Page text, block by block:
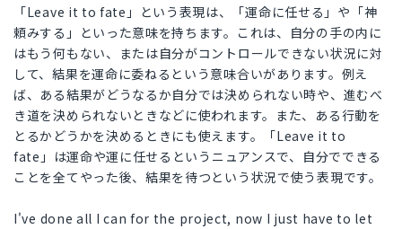
「Leave it to fate」という表現は、「運命に任せる」や「神
頼みする」といった意味を持ちます。これは、自分の手の内に
はもう何もない、または自分がコントロールできない状況に対
して、結果を運命に委ねるという意味合いがあります。例え
ば、ある結果がどうなるか自分では決められない時や、進むべ
き道を決められないときなどに使われます。また、ある行動を
とるかどうかを決めるときにも使えます。「Leave it to
fate」は運命や運に任せるというニュアンスで、自分でできる
ことを全てやった後、結果を待つという状況で使う表現です。
I've done all I can for the project, now I just have to let